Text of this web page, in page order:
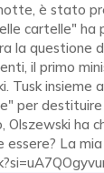
è stato
cartelle" ha
la questione
il primo
Tusk
per
Olszewski ha
La